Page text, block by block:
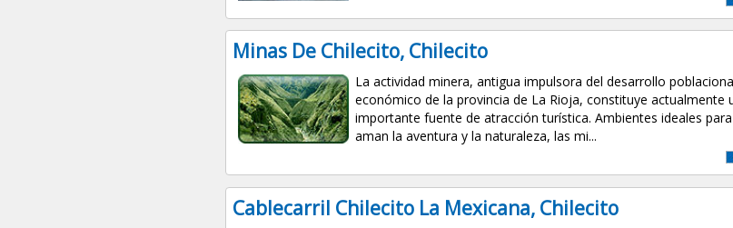
Minas De Chilecito, Chilecito
La actividad minera, antigua impulsora del desarrollo
económico de la provincia de La Rioja, constituye actualmente
importante fuente de atracción turística. Ambientes ideales
aman la aventura y la naturaleza, las mi...
Cablecarril Chilecito La Mexicana, Chilecito